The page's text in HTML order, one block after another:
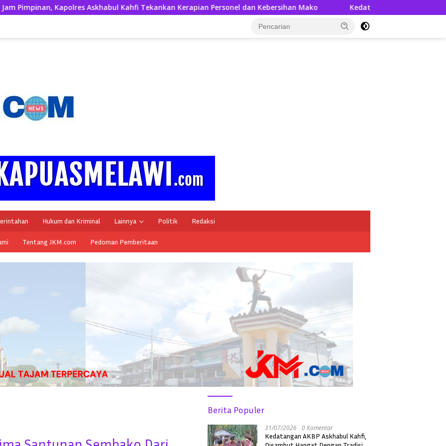
Askhabul Kahfi Tekankan Kerapian Personel dan Kebersihan Mako Kedatangan AKBP Askhabul Kahfi, Disambut
Hukum dan Kriminal Lainnya Politik Redaksi
Tentang JKM.com Pedoman Pemberitaan
Berita Populer
31/07/2026
0 Komentar
Kedatangan AKBP Askhabul Kahfi,